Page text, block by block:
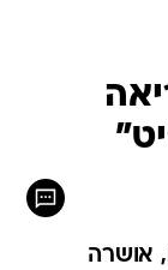
של יו"ר
נעדר